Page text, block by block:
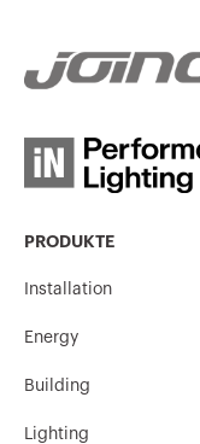
PRODUKTE
Installation
Energy
Building
Lighting